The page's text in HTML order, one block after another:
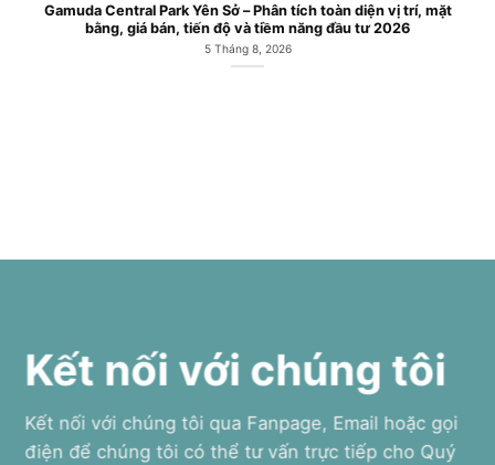
Gamuda Central Park Yên Sở – Phân tích toàn diện vị trí, mặt
bằng, giá bán, tiến độ và tiềm năng đầu tư 2026
5 Tháng 8, 2026
Kết nối với chúng tôi
Kết nối với chúng tôi qua Fanpage, Email hoặc gọi
điện để chúng tôi có thể tư vấn trực tiếp cho Quý